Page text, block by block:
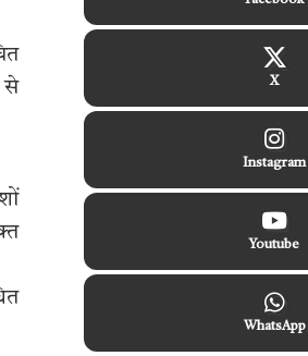
से
X
Instagram
Youtube
WhatsApp